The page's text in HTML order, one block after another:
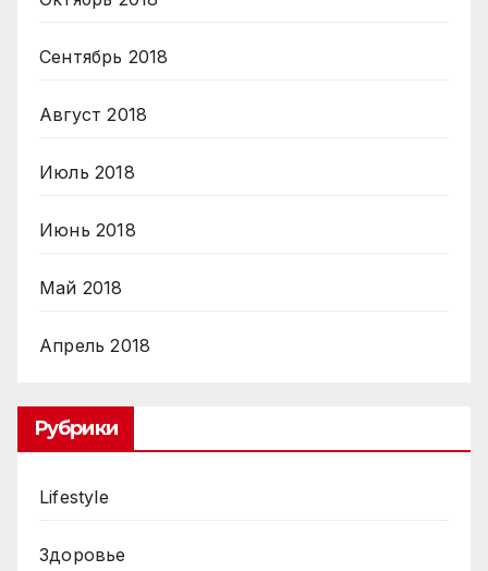
Сентябрь 2018
Август 2018
Июль 2018
Июнь 2018
Май 2018
Апрель 2018
Рубрики
Lifestyle
Здоровье